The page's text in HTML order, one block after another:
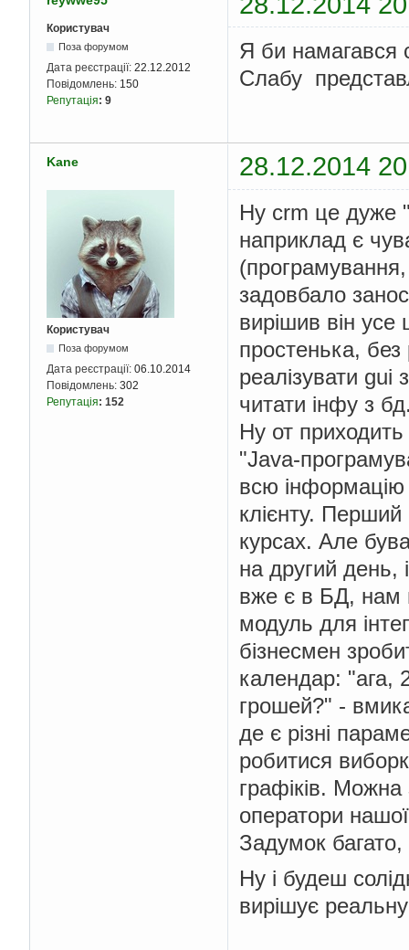
Користувач
Поза форумом
Дата реєстрації: 22.12.2012
Повідомлень: 150
Репутація: 9
Я би намагався
Слабу
Kane 28.12.2014
Користувач
Поза форумом
Дата реєстрації: 06.10.2014
Повідомлень: 302
Репутація: 152
Ну crm це дуже
наприклад є
(програмування,
задовбало
вирішив він
простенька,
реалізувати
читати інфу з
Ну от приходить
"Java-
всю інформацію
клієнту. Перший
курсах. Але
на другий день,
вже є в БД, нам
модуль для
бізнесмен
календар: "ага,
грошей?" -
де є різні
робитися
графіків.
оператори
Задумок
Ну і будеш
вирішує